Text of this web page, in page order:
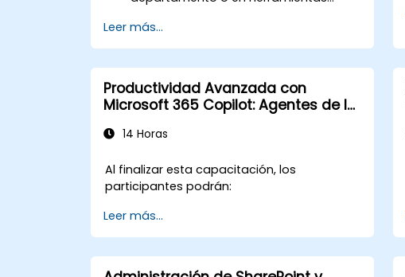
coordinarlo.
Leer más...
Productividad Avanzada con
Microsoft 365 Copilot: Agentes de IA
14 Horas
Al finalizar esta capacitación, los
participantes podrán:
Leer más...